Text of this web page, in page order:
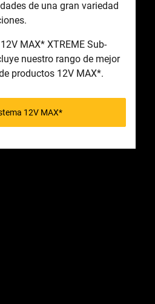
de una gran variedad
MAX* XTREME Sub-
nuestro rango de mejor
productos 12V MAX*.
12V MAX*